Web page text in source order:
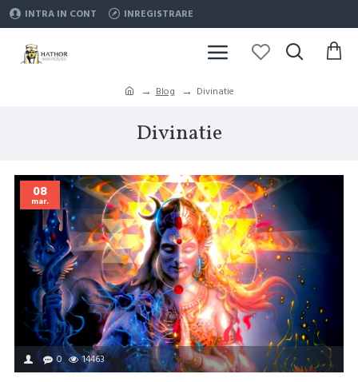
INTRA IN CONT INREGISTRARE
Blog Divinatie
Divinatie
08
mar.
0 14463